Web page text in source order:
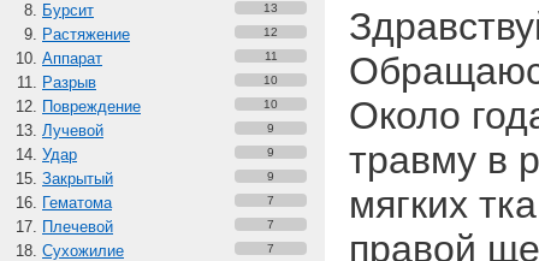
Бурсит 13
Растяжение 12
Аппарат 11
Разрыв 10
Повреждение 10
Лучевой 9
Удар 9
Закрытый 9
Гематома 7
Плечевой 7
Сухожилие 7
Около
травму в
мягких
правой